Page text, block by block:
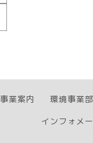
事業案内 環境事業部
インフォメ